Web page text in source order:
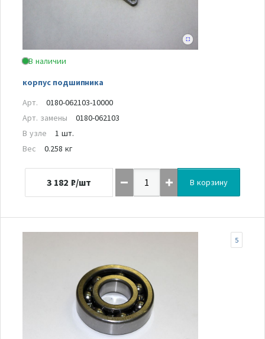
В наличии
корпус подшипника
Арт.
0180-062103-10000
Арт. замены
0180-062103
В узле
1 шт.
Вес
0.258 кг
3 182 ₽/шт В корзину
5